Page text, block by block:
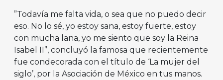
”Todavía me falta vida, o sea que no puedo decir
eso. No lo sé, yo estoy sana, estoy fuerte, estoy
con mucha lana, yo me siento que soy la Reina
Isabel II”, concluyó la famosa que recientemente
fue condecorada con el título de ‘La mujer del
siglo’, por la Asociación de México en tus manos.